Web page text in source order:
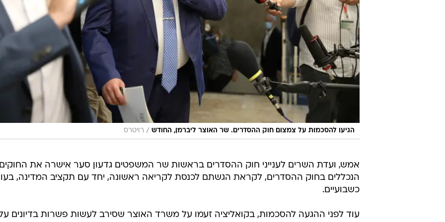
הגיעו להסכמות על צמצום חוק ההסדרים. שר האוצר ליברמן, החודש / רויטרס
אמש, ועדת השרים לענייני חוק ההסדרים בראשות שר המשפטים גדעון סער אישרה את
הנכללים בחוק ההסדרים, לקראת הגשתם לכנסת לקריאה ראשונה, יחד עם תקציב המדינה,
כשבועיים.
עוד לפני ההגעה להסכמות, בקואליציה זעמו על משרד האוצר שסירב לעשות פשרות בדיונים